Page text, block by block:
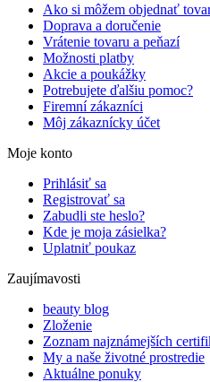
Ako si môžem objednať
Doprava a doručenie
Vrátenie tovaru a peňazí
Možnosti platby
Akcie a poukážky
Potrebujete ďalšiu pomoc?
Firemní zákazníci
Môj zákaznícky účet
Moje konto
Prihlásiť sa
Registrovať sa
Zabudli ste heslo?
Kde je moja zásielka?
Uplatniť poukaz
Zaujímavosti
beauty blog
Zloženie
Zoznam najznámejších
My a naše životné prostredie
Aktuálne ponuky